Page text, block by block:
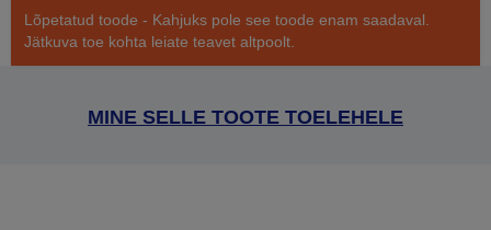
Lõpetatud toode - Kahjuks pole see toode enam saadaval.
Jätkuva toe kohta leiate teavet altpoolt.
MINE SELLE TOOTE TOELEHELE